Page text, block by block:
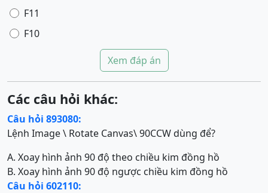
F11
F10
Xem đáp án
Các câu hỏi khác:
Câu hỏi 893080:
Lệnh Image \ Rotate Canvas\ 90CCW dùng để?
A. Xoay hình ảnh 90 độ theo chiều kim đồng hồ
B. Xoay hình ảnh 90 độ ngược chiều kim đồng hồ
Câu hỏi 602110: